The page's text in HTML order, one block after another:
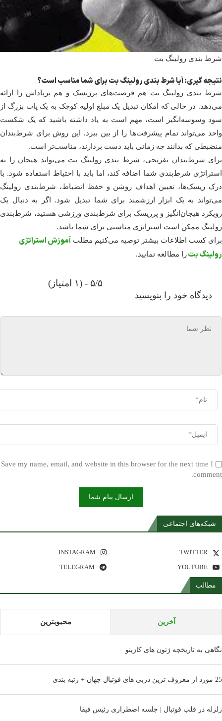
شرط بندی رولینگ بت
نتیجه‌ گیری: آیا شرط بندی رولینگ بت برای شما مناسب است؟
شرط بندی رولینگ بت هم فرصت‌های پرریسک و هم پرپاداش را ارائه
می‌دهد. در حالی که امکان تبدیل یک مبلغ اولیه کوچک به یک پات بزرگ از
سود وسوسه‌انگیز است، مهم است به یاد داشته باشید که یک شکست
واحد می‌تواند تمام پیشرفت‌ها را از بین ببرد. این روش برای شرط‌بندان
منضبطی که بدانند چه زمانی باید دست بردارند، مناسب‌تر است.
برای شرط‌بندان تفریحی، شرط بندی رولینگ بت می‌تواند هیجان را به
استراتژی شرط‌بندی شما اضافه کند، اما باید با احتیاط استفاده شود. با
درک ریسک‌ها، تعیین اهداف روشن و حفظ انضباط، شرط‌بندی رولینگ
می‌تواند به یک ابزار ارزشمند برای شما تبدیل شود. اگر به دنبال یک
رویکرد هیجان‌انگیز و پرریسک برای شرط‌بندی ورزشی هستید، شرط‌بندی
رولینگ ممکن است استراتژی مناسبی برای شما باشد.
برای کسب اطلاعات بیشتر توصیه می‌کنیم مطلب آموزش استراتژی
رولینگ بترا مطالعه نمایید.
۵/۵ - (۱ امتیاز)
دیدگاه خود را بنویسید
Save my name, email, and website in this browser for the next time I
comment.
شبکه‌های اجتماعی
TWITTER
INSTAGRAM
YOUTUBE
TELEGRAM
مطالب
آخرین محبوبترین
نگاهی به تاریخچه ژتون های کازینو
25 مورد از معروف ترین دربی های فوتبال جهان + رتبه بندی
زلزله در قلب فوتبال | جلسه اضطراری رئیس فیفا